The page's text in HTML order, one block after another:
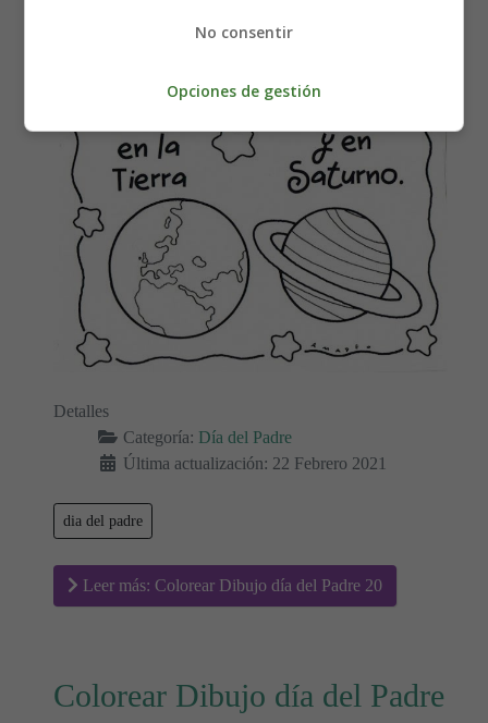
Detalles
Categoría: Día del Padre
Última actualización: 22 Febrero 2021
dia del padre
Leer más: Colorear Dibujo día del Padre 20
Colorear Dibujo día del Padre
No consentir
Opciones de gestión